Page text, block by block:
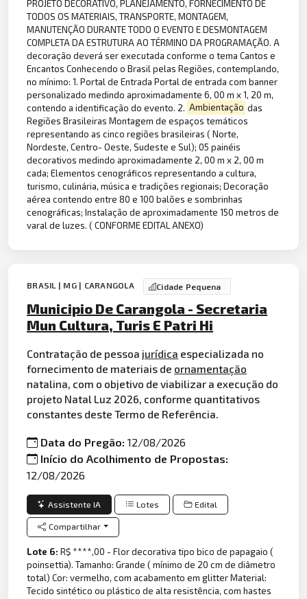
PROJETO DECORATIVO, PLANEJAMENTO, FORNECIMENTO DE
TODOS OS MATERIAIS, TRANSPORTE, MONTAGEM,
MANUTENÇÃO DURANTE TODO O EVENTO E DESMONTAGEM
COMPLETA DA ESTRUTURA AO TÉRMINO DA PROGRAMAÇÃO. A
decoração deverá ser executada conforme o tema Cantos e
Encantos Conhecendo o Brasil pelas Regiões, contemplando,
no mínimo: 1. Portal de Entrada Portal de entrada com banner
personalizado medindo aproximadamente 6, 00 m x 1, 20 m,
contendo a identificação do evento. 2. Ambientação das
Regiões Brasileiras Montagem de espaços temáticos
representando as cinco regiões brasileiras ( Norte,
Nordeste, Centro- Oeste, Sudeste e Sul); 05 painéis
decorativos medindo aproximadamente 2, 00 m x 2, 00 m
cada; Elementos cenográficos representando a cultura,
turismo, culinária, música e tradições regionais; Decoração
aérea contendo entre 80 e 100 balões e sombrinhas
cenográficas; Instalação de aproximadamente 150 metros de
varal de luzes. ( CONFORME EDITAL ANEXO)
BRASIL | MG | CARANGOLA Cidade Pequena
Municipio De Carangola - Secretaria
Mun Cultura, Turis E Patri Hi
Contratação de pessoa jurídica especializada no
fornecimento de materiais de ornamentação
natalina, com o objetivo de viabilizar a execução do
projeto Natal Luz 2026, conforme quantitativos
constantes deste Termo de Referência.
Data do Pregão:12/08/2026
Início do Acolhimento de Propostas:
12/08/2026
Assistente IA Lotes Edital
Compartilhar
Lote 6:R$ ****,00 - Flor decorativa tipo bico de papagaio (
poinsettia). Tamanho: Grande ( mínimo de 20 cm de diâmetro
total) Cor: vermelho, com acabamento em glitter Material:
Tecido sintético ou plástico de alta resistência, com hastes